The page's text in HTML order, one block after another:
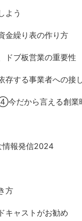
よう
金繰り表の作り方
ドブ板営業の重要性
存する事業者への接
今だから言える創業
報発信2024
方
キャストがお勧め